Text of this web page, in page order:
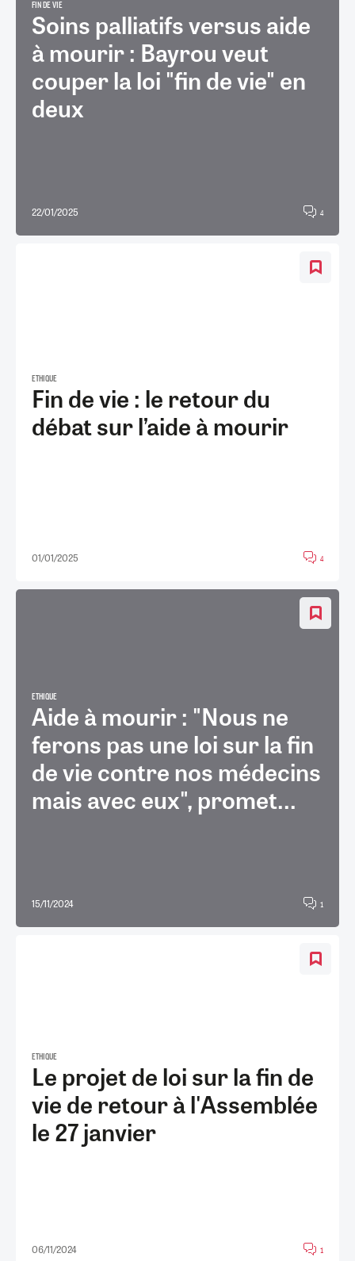
FIN DE VIE
Soins palliatifs versus aide
à mourir : Bayrou veut
couper la loi "fin de vie" en
deux
22/01/2025 4
ETHIQUE
Fin de vie : le retour du
débat sur l’aide à mourir
01/01/2025 4
ETHIQUE
Aide à mourir : "Nous ne
ferons pas une loi sur la fin
de vie contre nos médecins
mais avec eux", promet...
15/11/2024 1
ETHIQUE
Le projet de loi sur la fin de
vie de retour à l'Assemblée
le 27 janvier
06/11/2024 1